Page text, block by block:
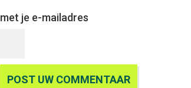
je e-mailadres